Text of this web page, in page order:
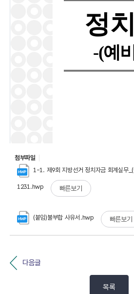
첨부파일
1-1. 제9회 지방선거 정치자금 회계실무_(
1231.hwp 빠른보기
(붙임)불부합 사유서.hwp 빠른보기
다음글
목록